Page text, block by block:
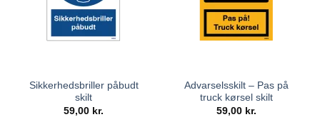
Sikkerhedsbriller påbudt
skilt
59,00 kr.
Advarselsskilt – Pas på
truck kørsel skilt
59,00 kr.